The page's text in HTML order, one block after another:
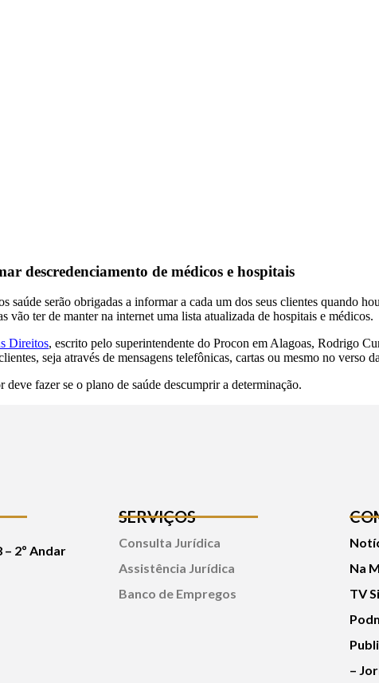
descredenciamento de médicos e hospitais
saúde serão obrigadas a informar a cada um dos seus clientes quando
vão ter de manter na internet uma lista atualizada de hospitais e médicos.
Direitos, escrito pelo superintendente do Procon em Alagoas, Rodrigo
seja através de mensagens telefônicas, cartas ou mesmo no verso
deve fazer se o plano de saúde descumprir a determinação.
– 2º Andar
SERVIÇOS
Consulta Jurídica
Assistência Jurídica
Banco de Empregos
Na
TV
–